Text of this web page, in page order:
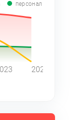
персонал
2024